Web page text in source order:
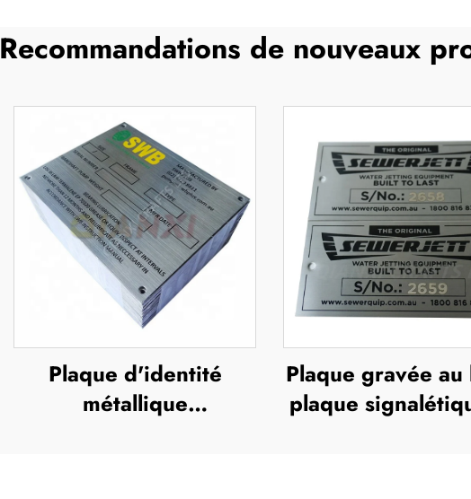
Recommandations de nouveaux
Plaque d'identité
métallique
Plaque gravée au
plaque